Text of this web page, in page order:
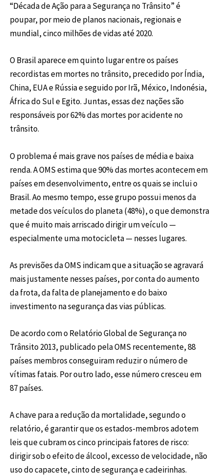
“Década de Ação para a Segurança no Trânsito” é
poupar, por meio de planos nacionais, regionais e
mundial, cinco milhões de vidas até 2020.
O Brasil aparece em quinto lugar entre os países
recordistas em mortes no trânsito, precedido por Índia,
China, EUA e Rússia e seguido por Irã, México, Indonésia,
África do Sul e Egito. Juntas, essas dez nações são
responsáveis por 62% das mortes por acidente no
trânsito.
O problema é mais grave nos países de média e baixa
renda. A OMS estima que 90% das mortes acontecem em
países em desenvolvimento, entre os quais se inclui o
Brasil. Ao mesmo tempo, esse grupo possui menos da
metade dos veículos do planeta (48%), o que demonstra
que é muito mais arriscado dirigir um veículo —
especialmente uma motocicleta — nesses lugares.
As previsões da OMS indicam que a situação se agravará
mais justamente nesses países, por conta do aumento
da frota, da falta de planejamento e do baixo
investimento na segurança das vias públicas.
De acordo com o Relatório Global de Segurança no
Trânsito 2013, publicado pela OMS recentemente, 88
países membros conseguiram reduzir o número de
vítimas fatais. Por outro lado, esse número cresceu em
87 países.
A chave para a redução da mortalidade, segundo o
relatório, é garantir que os estados-membros adotem
leis que cubram os cinco principais fatores de risco:
dirigir sob o efeito de álcool, excesso de velocidade, não
uso do capacete, cinto de segurança e cadeirinhas.